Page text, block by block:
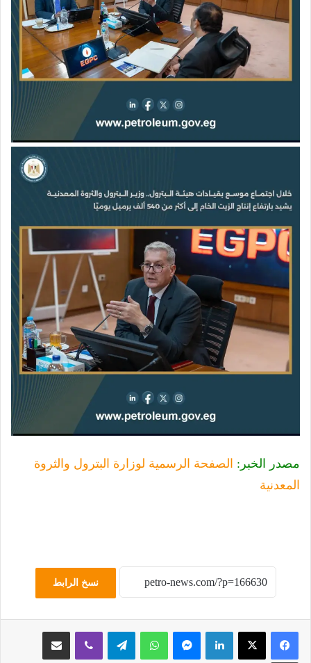
مصدر الخبر: الصفحة الرسمية لوزارة البترول والثروة
المعدنية
نسخ الرابط
لينكدإن ماسنجر واتساب تيلقرام ڤايبر مشاركة عبر البريد